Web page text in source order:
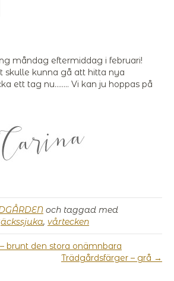
måndag eftermiddag i februari!
skulle kunna gå att hitta nya
ett tag nu…….. Vi kan ju hoppas på
och taggad med
, vårtecken
brunt den stora onämnbara
Trädgårdsfärger – grå →